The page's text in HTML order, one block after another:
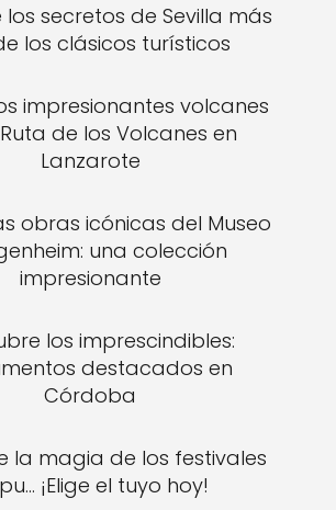
los secretos de Sevilla más
los clásicos turísticos
impresionantes volcanes
de los Volcanes en
Lanzarote
obras icónicas del Museo
una colección
impresionante
los imprescindibles:
destacados en
Córdoba
la magia de los festivales
¡Elige el tuyo hoy!